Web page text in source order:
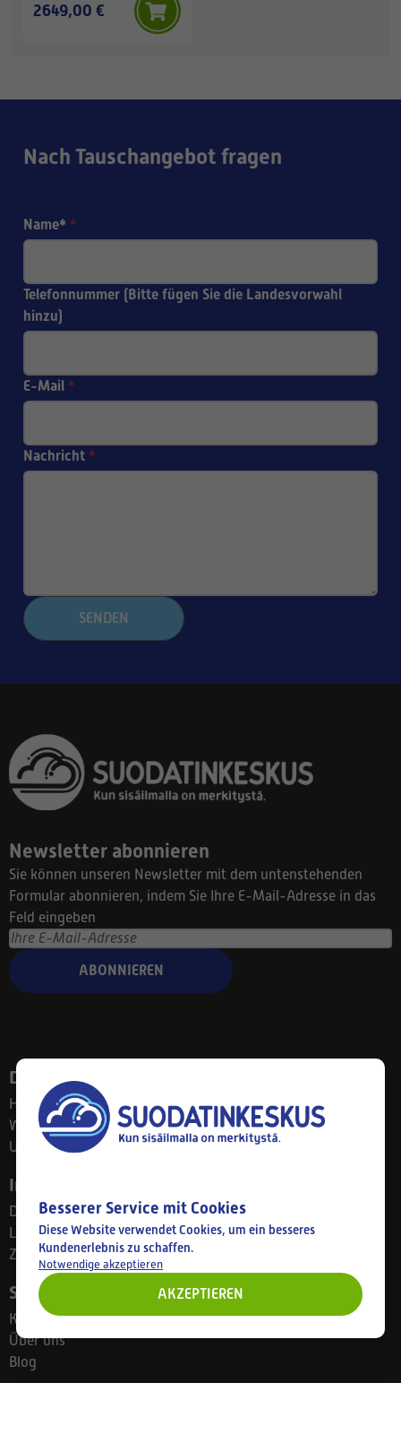
2649,00 €
Nach Tauschangebot fragen
Name* *
Telefonnummer (Bitte fügen Sie die Landesvorwahl
hinzu)
E-Mail *
Nachricht *
SENDEN
Newsletter abonnieren
Sie können unseren Newsletter mit dem untenstehenden
Formular abonnieren, indem Sie Ihre E-Mail-Adresse in das
Feld eingeben
ABONNIEREN
Dienstleistungen
Haushalte
Wohnungseigentümergemeinschaften
Unternehmen
Info
Datenschutzerklärung
Lieferung und Rückgabe
Zahlungsmethoden
Suodatinkeskus
Kontakt
Über uns
Blog
Besserer Service mit Cookies
Diese Website verwendet Cookies, um ein besseres
Kundenerlebnis zu schaffen.
Notwendige akzeptieren
AKZEPTIEREN